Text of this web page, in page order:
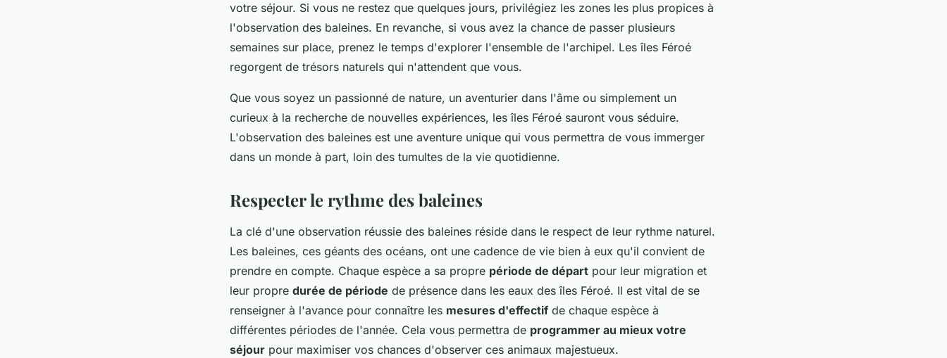
votre séjour. Si vous ne restez que quelques jours, privilégiez les zones les plus propices à
l'observation des baleines. En revanche, si vous avez la chance de passer plusieurs
semaines sur place, prenez le temps d'explorer l'ensemble de l'archipel. Les îles Féroé
regorgent de trésors naturels qui n'attendent que vous.
Que vous soyez un passionné de nature, un aventurier dans l'âme ou simplement un
curieux à la recherche de nouvelles expériences, les îles Féroé sauront vous séduire.
L'observation des baleines est une aventure unique qui vous permettra de vous immerger
dans un monde à part, loin des tumultes de la vie quotidienne.
Respecter le rythme des baleines
La clé d'une observation réussie des baleines réside dans le respect de leur rythme naturel.
Les baleines, ces géants des océans, ont une cadence de vie bien à eux qu'il convient de
prendre en compte. Chaque espèce a sa propre période de départ pour leur migration et
leur propre durée de période de présence dans les eaux des îles Féroé. Il est vital de se
renseigner à l'avance pour connaître les mesures d'effectif de chaque espèce à
différentes périodes de l'année. Cela vous permettra de programmer au mieux votre
séjour pour maximiser vos chances d'observer ces animaux majestueux.